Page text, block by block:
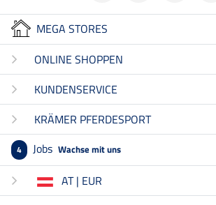
MEGA STORES
ONLINE SHOPPEN
KUNDENSERVICE
KRÄMER PFERDESPORT
4 Jobs Wachse mit uns
AT | EUR